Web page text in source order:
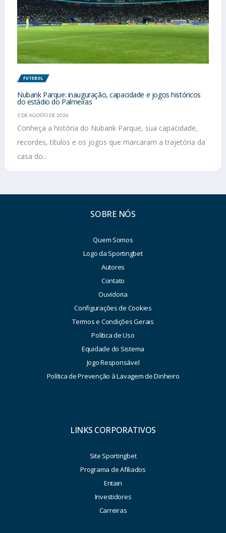
FUTEBOL
Nubank Parque: inauguração, capacidade e jogos históricos
do estádio do Palmeiras
5 DE AGOSTO DE 2026
Conheça a história do Nubank Parque, sua capacidade,
recordes, títulos e os jogos que marcaram a trajetória da
casa do...
SOBRE NÓS
Quem Somos
Logo da Sportingbet
Autores
Contato
Ouvidoria
Configurações de Cookies
Termos e Condições Gerais
Política de Uso
Equidade do Sistema
Jogo Responsável
Política de Prevenção à Lavagem de Dinheiro
LINKS CORPORATIVOS
Site Sportingbet
Programa de Afiliados
Entain
Investidores
Carreiras